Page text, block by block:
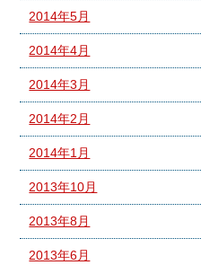
2014年5月
2014年4月
2014年3月
2014年2月
2014年1月
2013年10月
2013年8月
2013年6月